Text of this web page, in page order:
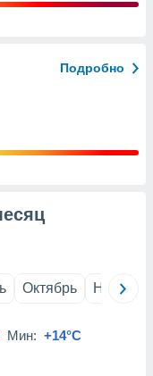
Подробно
Октябрь Ноябрь
Мин: +14°C